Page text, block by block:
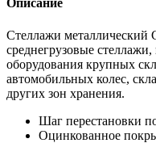
Описание
Стеллажи металлический
среднегрузовые
оборудования крупных
автомобильных колес,
других зон хранения.
Шаг перестановки
Оцинкованное